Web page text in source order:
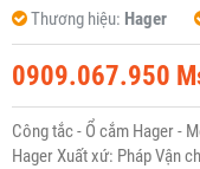
Thương hiệu: Hager
0909.067.950
Công tắc - Ổ cắm Hager -
Hager Xuất xứ: Pháp Vận